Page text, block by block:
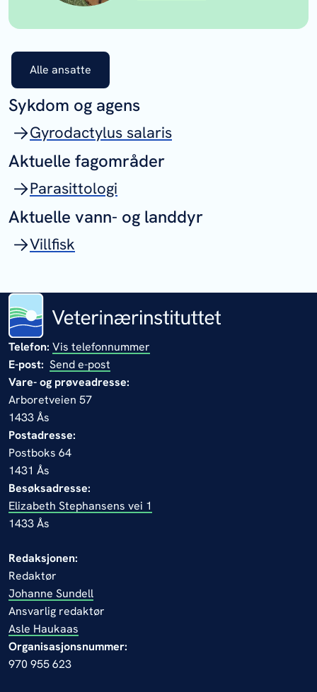
Alle ansatte
Sykdom og agens
Gyrodactylus salaris
Aktuelle fagområder
Parasittologi
Aktuelle vann- og landdyr
Villfisk
Telefon: Vis telefonnummer
E-post: Send e-post
Vare- og prøveadresse:
Arboretveien 57
1433 Ås
Postadresse:
Postboks 64
1431 Ås
Besøksadresse:
Elizabeth Stephansens vei 1
1433 Ås
Redaksjonen:
Redaktør
Johanne Sundell
Ansvarlig redaktør
Asle Haukaas
Organisasjonsnummer:
970 955 623